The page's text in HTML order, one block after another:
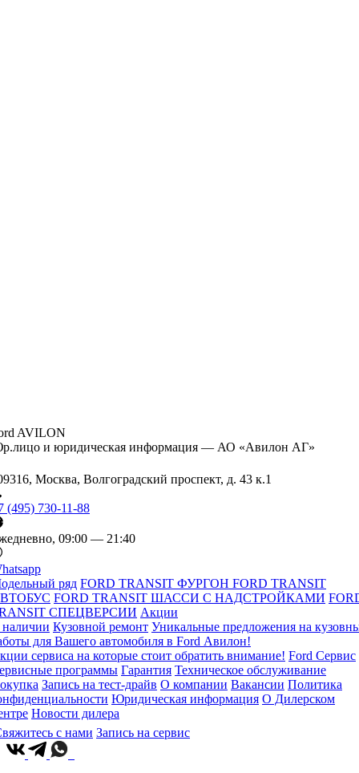
AVILON
и юридическая информация — АО «Авилон АГ»
Москва, Волгоградский проспект, д. 43 к.1
(495) 730-11-88
09:00 — 21:40
ряд FORD TRANSIT ФУРГОН FORD TRANSIT
FORD TRANSIT ШАССИ С НАДСТРОЙКАМИ
СПЕЦВЕРСИИ Акции
Кузовной ремонт Уникальные предложения на
для Вашего автомобиля в Ford Авилон!
сервиса на которые стоит обратить внимание! Ford Сервис
программы Гарантия Техническое обслуживание
Запись на тест-драйв О компании Вакансии Политика
Юридическая информация О Дилерском
Новости дилера
с нами Запись на сервис